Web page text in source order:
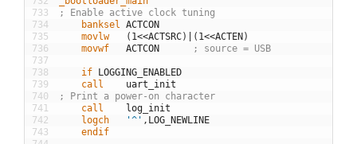
733
734
735
736
737
738
739
740
741
742
743
; Enable active clock tuning
	banksel
ACTCON
	movlw
( 1<<ACTSRC) ( 1<<ACTEN )
	movwf
ACTCON ; source = USB
	if
LOGGING
ENABLED
	call
uart
init
; Print a power-on character
	call
log init
	logch
'^' , LOG
NEWLINE
	endif